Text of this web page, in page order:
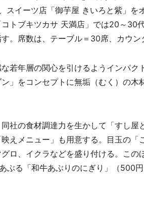
スイーツ店「御芋屋 きいろと紫」を
トブキツカサ 天満店」では20～30
。席数は、テーブル＝30席、カウン
若年層の関心を引けるようインパク
」をコンセプトに無垢（むく）の木
社の食材調達力を生かして「すし屋
えメニュー」も用意する。目玉の
ロ、イクラなどを盛り付ける。この
ぶる「和牛あぶりのにぎり」（500